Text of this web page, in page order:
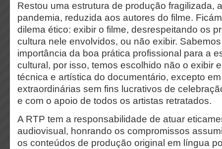
Restou uma estrutura de produção fragilizada,
pandemia, reduzida aos autores do filme.
dilema ético: exibir o filme, desrespeitando os
cultura nele envolvidos, ou não exibir.
importância da boa prática profissional para a
cultural, por isso, temos escolhido não o exibir
técnica e artística do documentário, excepto
extraordinárias sem fins lucrativos de
e com o apoio de todos os artistas retratados.
A RTP tem a responsabilidade de atuar
audiovisual, honrando os compromissos
os conteúdos de produção original em língua